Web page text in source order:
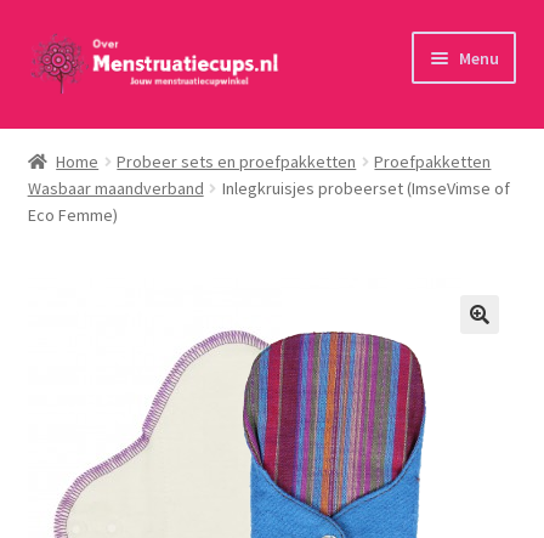
Ga
door
navigatie
Ga
naar
inhoud
Menu
Home
30 minuten persoonlijk advies
Menstruatiesponsjes
Wasbaar maandverband
Toebehoren
Home Probeer sets en proefpakketten
Proefpakketten
Wasbaar maandverband
Inlegkruisjes probeerset (ImseVimse of
Eco Femme)